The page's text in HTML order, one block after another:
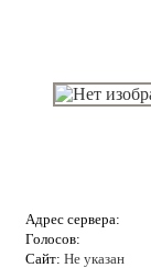
Адрес сервера:
Голосов:
Сайт: Не указан